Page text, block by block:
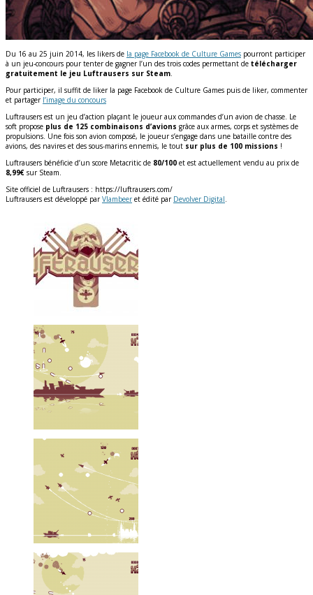
Du 16 au 25 juin 2014, les likers de la page Facebook de Culture Games pourront participer
à un jeu-concours pour tenter de gagner l’un des trois codes permettant de télécharger
gratuitement le jeu Luftrausers sur Steam.
Pour participer, il suffit de liker la page Facebook de Culture Games puis de liker, commenter
et partager l’image du concours
Luftrausers est un jeu d’action plaçant le joueur aux commandes d’un avion de chasse. Le
soft propose plus de 125 combinaisons d’avions grâce aux armes, corps et systèmes de
propulsions. Une fois son avion composé, le joueur s’engage dans une bataille contre des
avions, des navires et des sous-marins ennemis, le tout sur plus de 100 missions !
Luftrausers bénéficie d’un score Metacritic de 80/100 et est actuellement vendu au prix de
8,99€ sur Steam.
Site officiel de Luftrausers : https://luftrausers.com/
Luftrausers est développé parVlambeer et édité par Devolver Digital.